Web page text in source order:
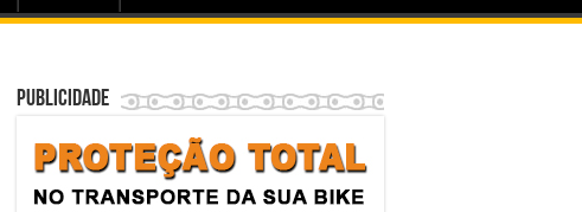
Publicidade